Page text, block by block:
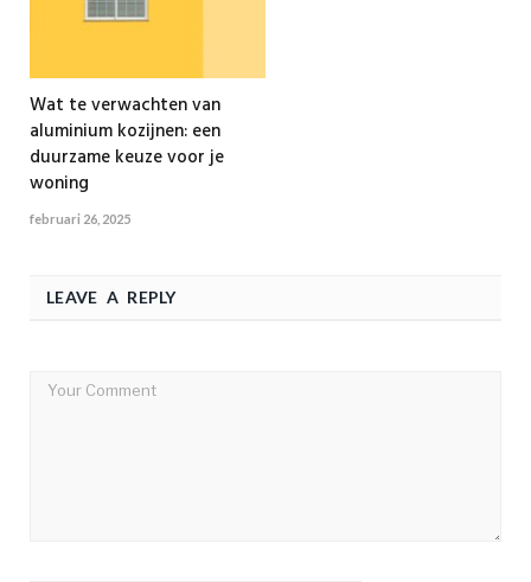
Wat te verwachten van
aluminium kozijnen: een
duurzame keuze voor je
woning
februari 26, 2025
LEAVE A REPLY